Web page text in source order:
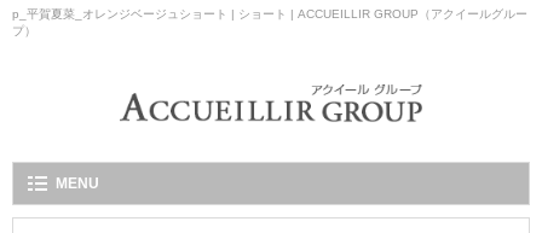
p_平賀夏菜_オレンジベージュショート | ショート | ACCUEILLIR GROUP（アクイールグルー
プ）
MENU